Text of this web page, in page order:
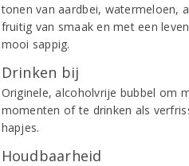
tonen van aardbei, watermeloen,
fruitig van smaak en met een
mooi sappig.
Drinken bij
Originele, alcoholvrije bubbel om
momenten of te drinken als
hapjes.
Houdbaarheid